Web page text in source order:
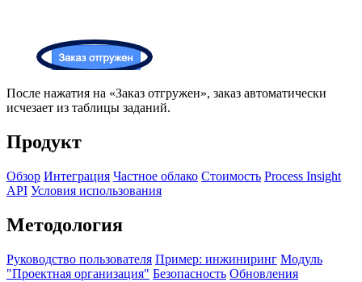
После нажатия на «Заказ отгружен», заказ автоматически
исчезает из таблицы заданий.
Продукт
Обзор Интеграция Частное облако Стоимость Process Insight
API Условия использования
Методология
Руководство пользователя Пример: инжиниринг Модуль
"Проектная организация" Безопасность Обновления